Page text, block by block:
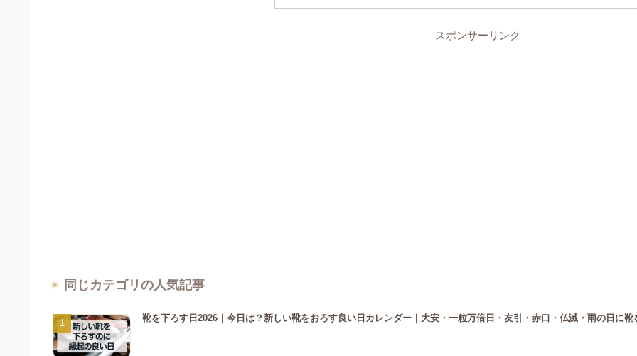
スポンサーリンク
同じカテゴリの人気記事
靴を下ろす日2026｜今日は？新しい靴をおろす良い日カレンダー｜大安・一粒万倍日・友引・赤口・仏滅・雨の日に靴